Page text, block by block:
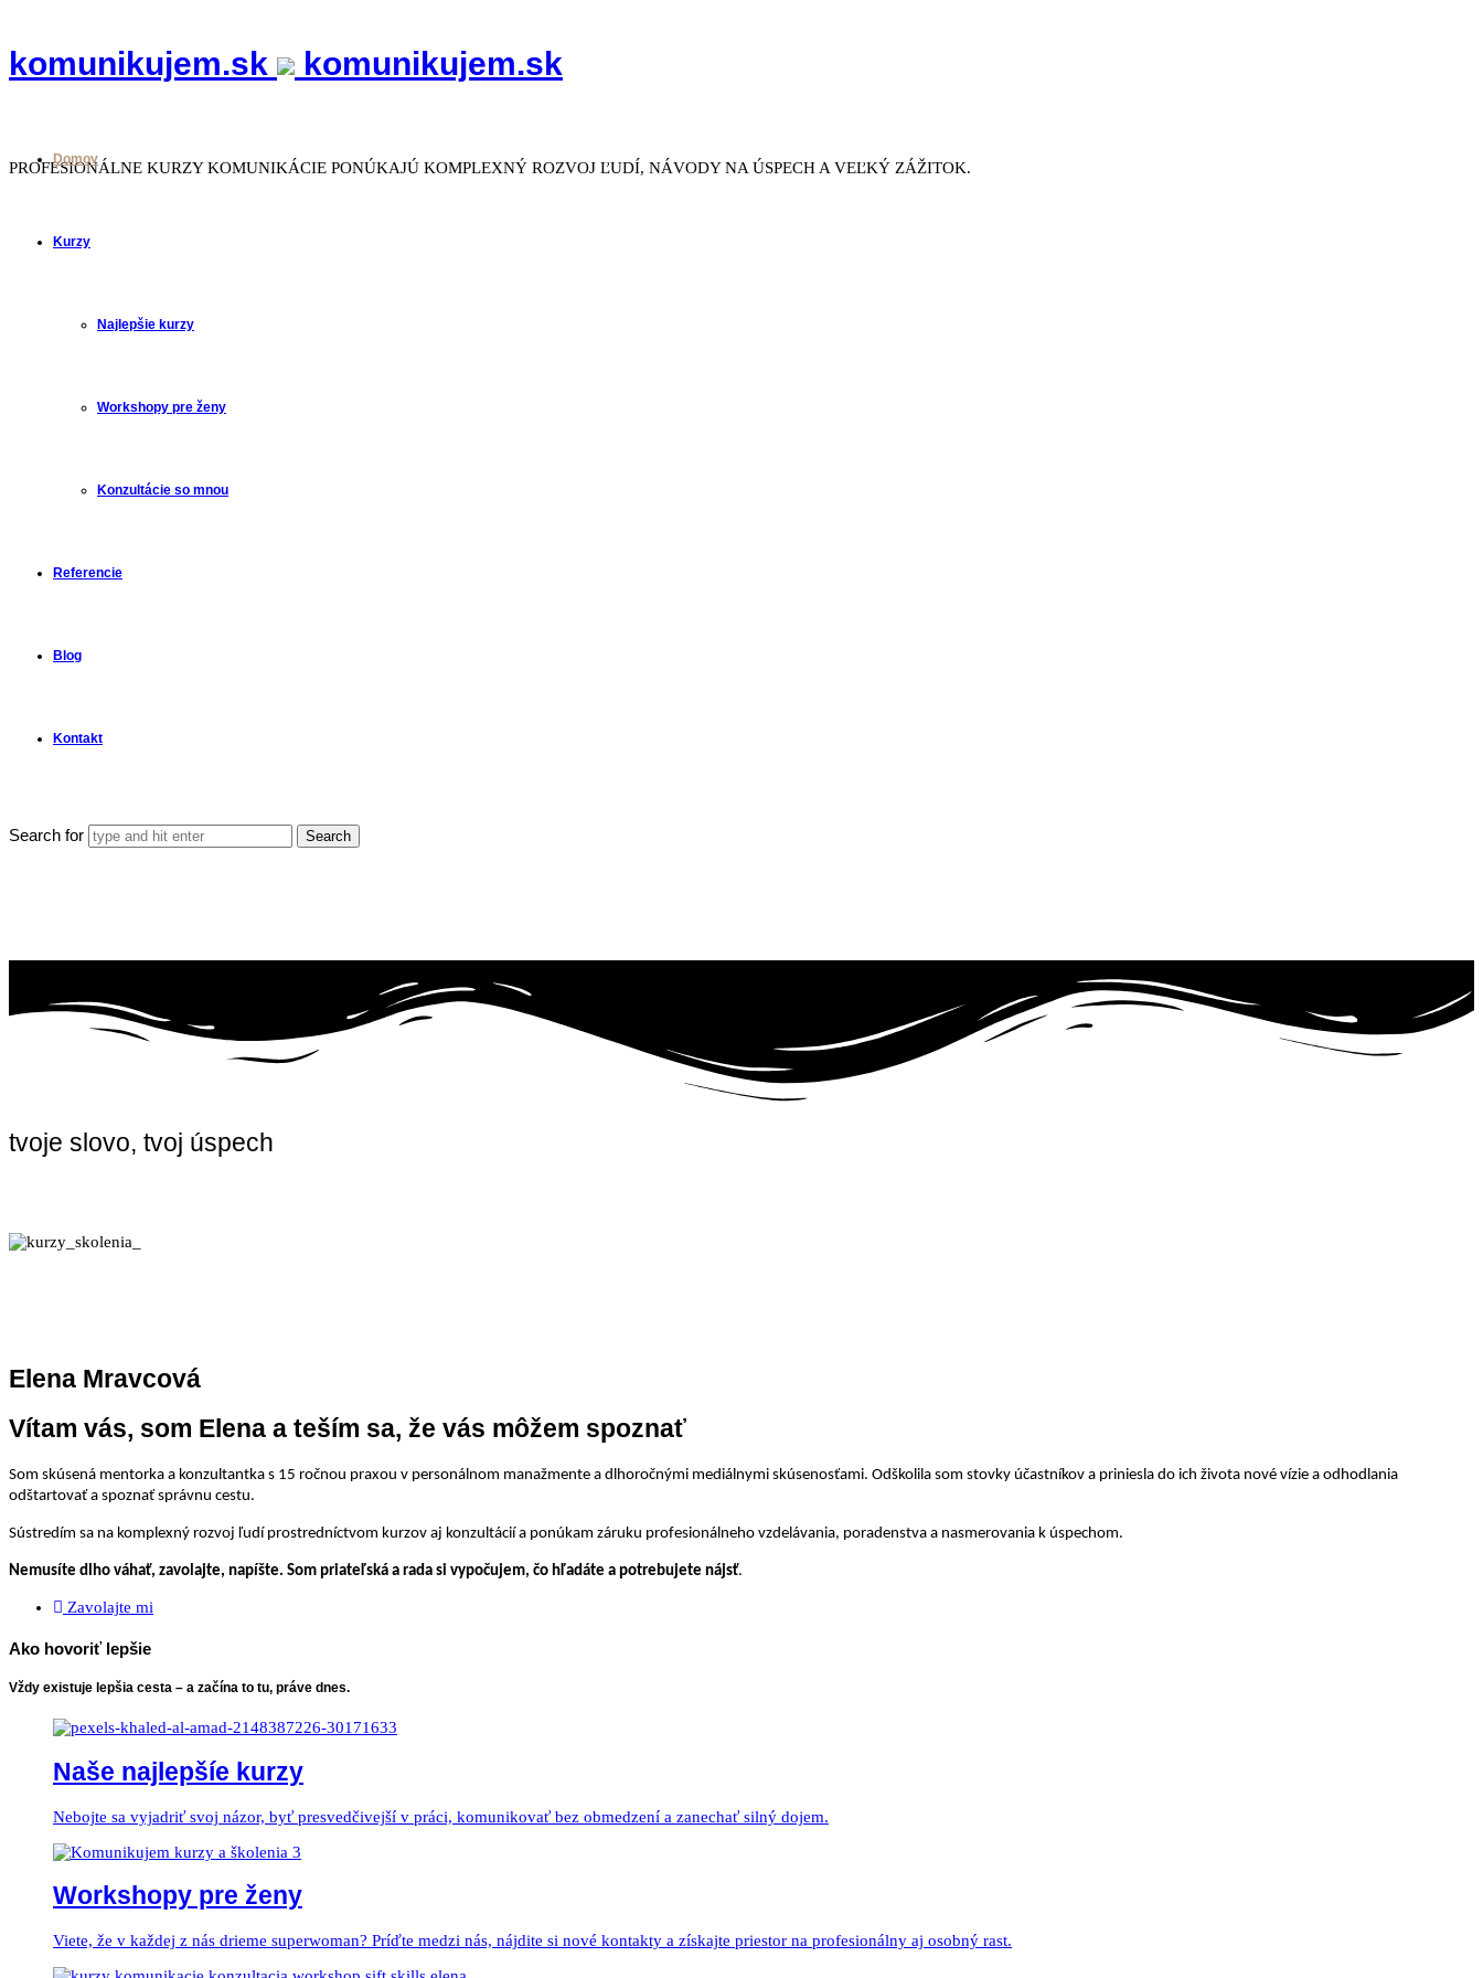
komunikujem.sk komunikujem.sk
PROFESIONÁLNE KURZY KOMUNIKÁCIE PONÚKAJÚ KOMPLEXNÝ ROZVOJ ĽUDÍ, NÁVODY NA ÚSPECH A VEĽKÝ ZÁŽITOK.
Domov
Kurzy
Najlepšie kurzy
Workshopy pre ženy
Konzultácie so mnou
Referencie
Blog
Kontakt
Search for
tvoje slovo, tvoj úspech
Elena Mravcová
Vítam vás, som Elena a teším sa, že vás môžem spoznať
Som skúsená mentorka a konzultantka s 15 ročnou praxou v personálnom manažmente a dlhoročnými mediálnymi skúsenosťami. Odškolila som stovky účastníkov a priniesla do ich života nové vízie a odhodlania
odštartovať a spoznať správnu cestu.
Sústredím sa na komplexný rozvoj ľudí prostredníctvom kurzov aj konzultácií a ponúkam záruku profesionálneho vzdelávania, poradenstva a nasmerovania k úspechom.
Nemusíte dlho váhať, zavolajte, napíšte. Som priateľská a rada si vypočujem, čo hľadáte a potrebujete nájsť.
Zavolajte mi
Ako hovoriť lepšie
Vždy existuje lepšia cesta – a začína to tu, práve dnes.
Naše najlepšíe kurzy
Nebojte sa vyjadriť svoj názor, byť presvedčivejší v práci, komunikovať bez obmedzení a zanechať silný dojem.
Workshopy pre ženy
Viete, že v každej z nás drieme superwoman? Príďte medzi nás, nájdite si nové kontakty a získajte priestor na profesionálny aj osobný rast.